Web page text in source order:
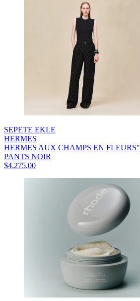
SEPETE EKLE
HERMES
HERMES AUX CHAMPS EN FLEURS"
PANTS NOIR
$4.275,00